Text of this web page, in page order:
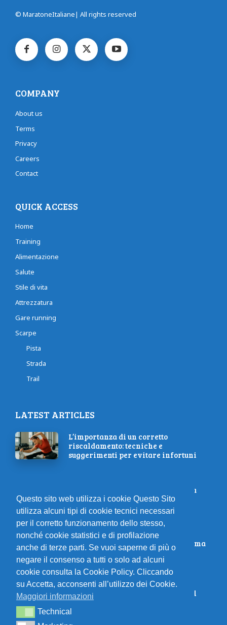
© MaratoneItaliane| All rights reserved
COMPANY
About us
Terms
Privacy
Careers
Contact
QUICK ACCESS
Home
Training
Alimentazione
Salute
Stile di vita
Attrezzatura
Gare running
Scarpe
Pista
Strada
Trail
LATEST ARTICLES
L’importanza di un corretto
riscaldamento: tecniche e
suggerimenti per evitare infortuni
Come Allenare la Tecnica di Corsa
Senza Uscire di Casa
RomaOstia 2025: un’edizione da
dimenticare per l’organizzazione, ma
con grandi risultati sportivi
L’allenamento esplosivo
L’addestramento dei mostri forza il
limite
Questo sito web utilizza i cookie Questo Sito
utilizza alcuni tipi di cookie tecnici necessari
per il corretto funzionamento dello stesso,
nonché cookie statistici e di profilazione
anche di terze parti. Se vuoi saperne di più o
negare il consenso a tutti o solo ad alcuni
cookie consulta la Cookie Policy. Cliccando
su Accetta, acconsenti all’utilizzo dei Cookie.
Maggiori informazioni
TechnicalTechnical